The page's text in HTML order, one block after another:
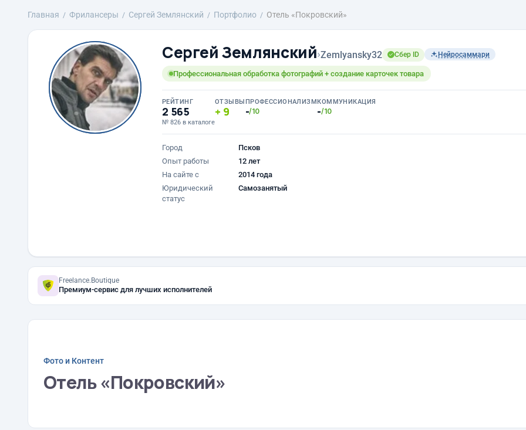
Главная Фрилансеры Сергей Землянский Портфолио Отель «Покровский»
Сергей Землянский›Zemlyansky32 Сбер ID Нейросаммари
Профессиональная обработка фотографий + создание карточек товара
РЕЙТИНГ
2 565
№ 826 в каталоге
ОТЗЫВЫ
9
ПРОФЕССИОНАЛИЗМ
-/10
КОММУНИКАЦИЯ
-/10
Город
Псков
Опыт работы
12 лет
На сайте с
2014 года
Юридический
статус
Самозанятый
Freelance.Boutique
Премиум-сервис для лучших исполнителей
Фото и Контент
Отель «Покровский»